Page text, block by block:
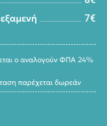
7€
ο αναλογούν ΦΠΑ 24%
παρέχεται δωρεάν